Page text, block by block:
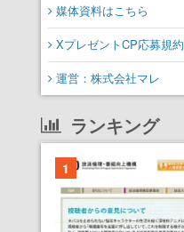
媒体資料はこちら
XプレゼントCP応募規約
運営：株式会社マレ
ランキング
1